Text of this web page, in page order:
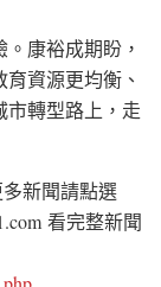
康裕成期盼，
資源更均衡、
市轉型路上，走
多新聞請點選
看完整新聞